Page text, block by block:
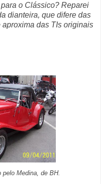
o Clássico? Reparei
dianteira, que difere das
das TIs originais
Medina, de BH.